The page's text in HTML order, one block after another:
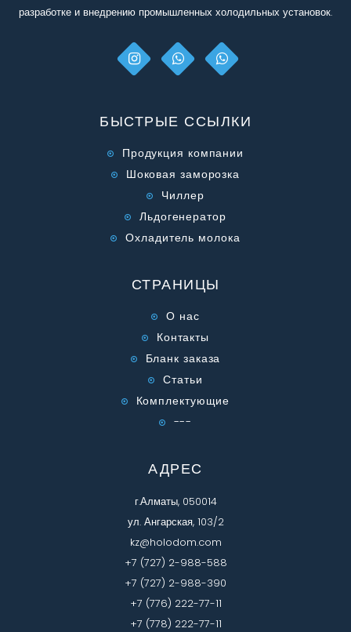
разработке и внедрению промышленных холодильных установок.
БЫСТРЫЕ ССЫЛКИ
Продукция компании
Шоковая заморозка
Чиллер
Льдогенератор
Охладитель молока
СТРАНИЦЫ
О нас
Контакты
Бланк заказа
Статьи
Комплектующие
---
АДРЕС
г.Алматы, 050014
ул. Ангарская, 103/2
kz@holodom.com
+7 (727) 2-988-588
+7 (727) 2-988-390
+7 (776) 222-77-11
+7 (778) 222-77-11